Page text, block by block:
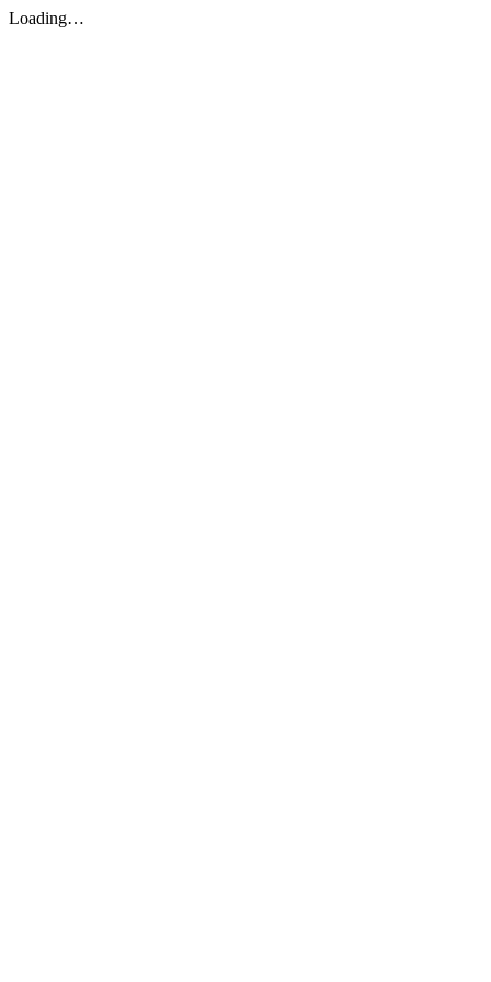
Loading…